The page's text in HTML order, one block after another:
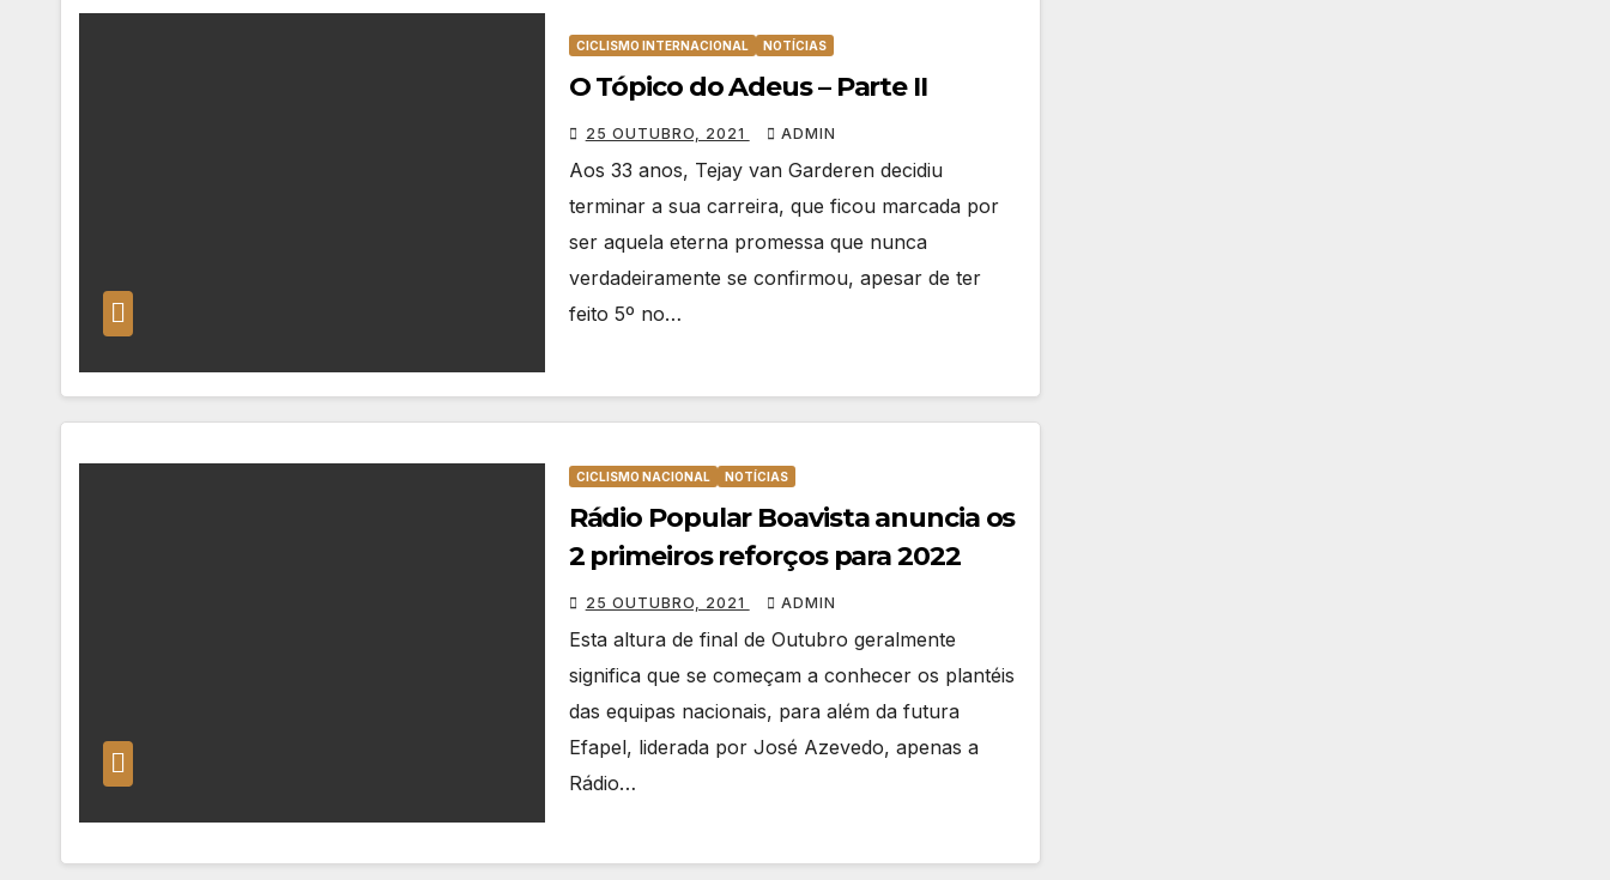
CICLISMO INTERNACIONAL NOTÍCIAS
O Tópico do Adeus – Parte II
25 OUTUBRO, 2021 ADMIN
Aos 33 anos, Tejay van Garderen decidiu
terminar a sua carreira, que ficou marcada por
ser aquela eterna promessa que nunca
verdadeiramente se confirmou, apesar de ter
feito 5º no…
CICLISMO NACIONAL NOTÍCIAS
Rádio Popular Boavista anuncia os
2 primeiros reforços para 2022
25 OUTUBRO, 2021 ADMIN
Esta altura de final de Outubro geralmente
significa que se começam a conhecer os plantéis
das equipas nacionais, para além da futura
Efapel, liderada por José Azevedo, apenas a
Rádio…